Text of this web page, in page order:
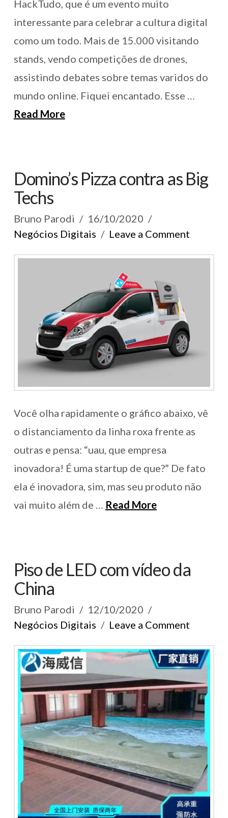
HackTudo, que é um evento muito
interessante para celebrar a cultura digital
como um todo. Mais de 15.000 visitando
stands, vendo competições de drones,
assistindo debates sobre temas varidos do
mundo online. Fiquei encantado. Esse …
Read More
Domino’s Pizza contra as Big
Techs
Bruno Parodi
16/10/2020
Negócios Digitais
Leave a Comment
Você olha rapidamente o gráfico abaixo, vê
o distanciamento da linha roxa frente as
outras e pensa: “uau, que empresa
inovadora! É uma startup de que?” De fato
ela é inovadora, sim, mas seu produto não
vai muito além de … Read More
Piso de LED com vídeo da
China
Bruno Parodi
12/10/2020
Negócios Digitais
Leave a Comment